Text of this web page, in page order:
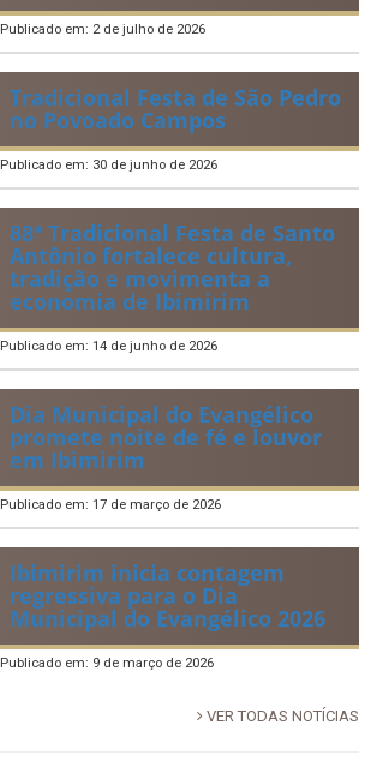
Publicado em: 2 de julho de 2026
Tradicional Festa de São Pedro
no Povoado Campos
Publicado em: 30 de junho de 2026
88ª Tradicional Festa de Santo
Antônio fortalece cultura,
tradição e movimenta a
economia de Ibimirim
Publicado em: 14 de junho de 2026
Dia Municipal do Evangélico
promete noite de fé e louvor
em Ibimirim
Publicado em: 17 de março de 2026
Ibimirim inicia contagem
regressiva para o Dia
Municipal do Evangélico 2026
Publicado em: 9 de março de 2026
VER TODAS NOTÍCIAS